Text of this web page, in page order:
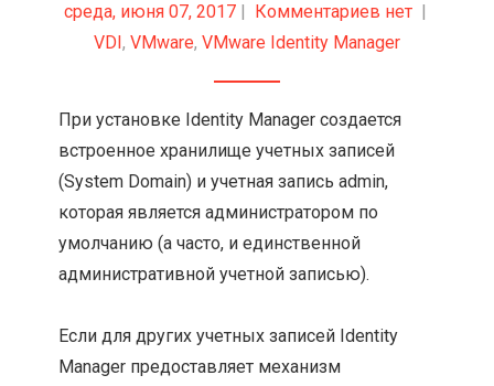
среда, июня 07, 2017| Комментариев нет |
VDI, VMware, VMware Identity Manager
При установке Identity Manager создается
встроенное хранилище учетных записей
(System Domain) и учетная запись admin,
которая является администратором по
умолчанию (а часто, и единственной
административной учетной записью).
Если для других учетных записей Identity
Manager предоставляет механизм